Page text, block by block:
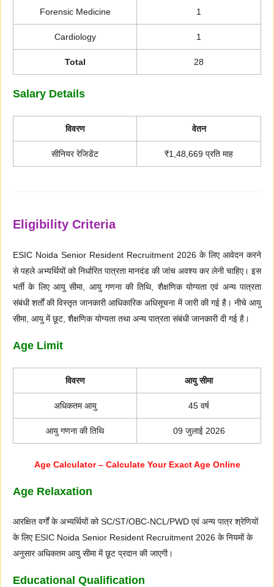
Forensic Medicine 1
Cardiology 1
Total 28
Salary Details
विवरण वेतन
सीनियर रेजिडेंट ₹1,48,669 प्रति माह
Eligibility Criteria
ESIC Noida Senior Resident Recruitment 2026 के लिए आवेदन करने
से पहले अभ्यर्थियों को निर्धारित पात्रता मानदंड की जांच अवश्य कर लेनी चाहिए। इस
भर्ती के लिए आयु सीमा, आयु गणना की तिथि, शैक्षणिक योग्यता एवं अन्य पात्रता
संबंधी शर्तों की विस्तृत जानकारी आधिकारिक अधिसूचना में जारी की गई है। नीचे आयु
सीमा, आयु में छूट, शैक्षणिक योग्यता तथा अन्य पात्रता संबंधी जानकारी दी गई है।
Age Limit
विवरण आयु सीमा
अधिकतम आयु 45 वर्ष
आयु गणना की तिथि 09 जुलाई 2026
Age Calculator – Calculate Your Exact Age Online
Age Relaxation
आरक्षित वर्गों के अभ्यर्थियों को SC/ST/OBC-NCL/PWD एवं अन्य पात्र श्रेणियों
के लिए ESIC Noida Senior Resident Recruitment 2026 के नियमों के
अनुसार अधिकतम आयु सीमा में छूट प्रदान की जाएगी।
Educational Qualification